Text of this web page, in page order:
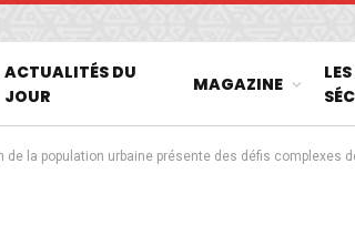
ACTUALITÉS DU
JOUR
MAGAZINE
de la population urbaine présente des défis complexes